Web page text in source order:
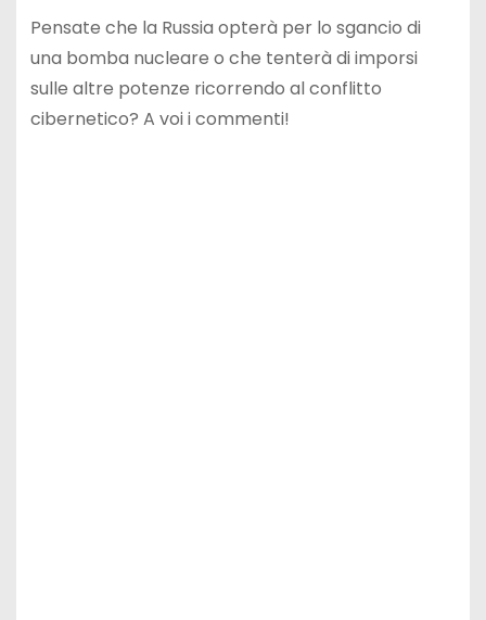
Pensate che la Russia opterà per lo sgancio di
una bomba nucleare o che tenterà di imporsi
sulle altre potenze ricorrendo al conflitto
cibernetico? A voi i commenti!